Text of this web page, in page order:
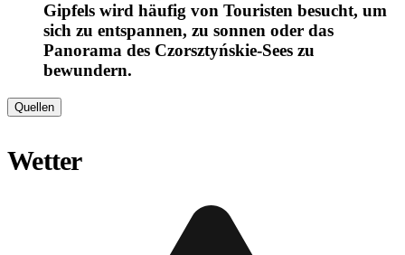
Gipfels wird häufig von Touristen besucht, um
sich zu entspannen, zu sonnen oder das
Panorama des Czorsztyńskie-Sees zu
bewundern.
Quellen
Wetter